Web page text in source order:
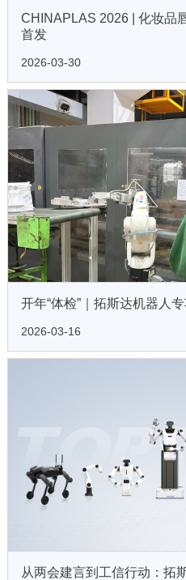
CHINAPLAS 2026 | 化妆品
首发
2026-03-30
开年“体检”｜拓斯达机器人
2026-03-16
从两会建言到工信行动：拓